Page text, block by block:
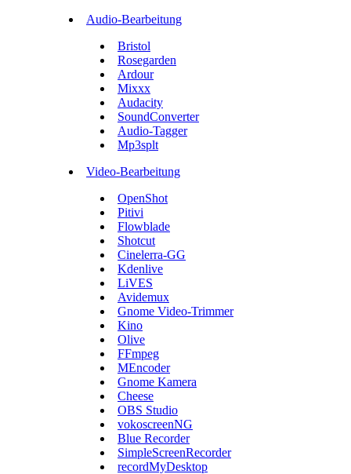
Audio-Bearbeitung
Bristol
Rosegarden
Ardour
Mixxx
Audacity
SoundConverter
Audio-Tagger
Mp3splt
Video-Bearbeitung
OpenShot
Pitivi
Flowblade
Shotcut
Cinelerra-GG
Kdenlive
LiVES
Avidemux
Gnome Video-Trimmer
Kino
Olive
FFmpeg
MEncoder
Gnome Kamera
Cheese
OBS Studio
vokoscreenNG
Blue Recorder
SimpleScreenRecorder
recordMyDesktop